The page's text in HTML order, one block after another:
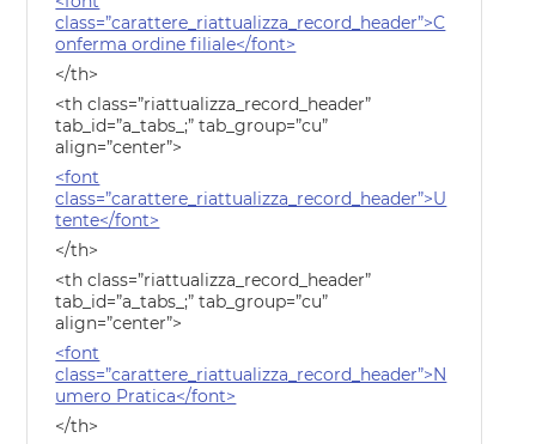
class=”carattere_riattualizza_record_header”>C
onferma ordine filiale</font>
</th>
<th class=”riattualizza_record_header”
tab_id=”a_tabs_;” tab_group=”cu”
align=”center”>
<font
class=”carattere_riattualizza_record_header”>U
tente</font>
</th>
<th class=”riattualizza_record_header”
tab_id=”a_tabs_;” tab_group=”cu”
align=”center”>
<font
class=”carattere_riattualizza_record_header”>N
umero Pratica</font>
</th>